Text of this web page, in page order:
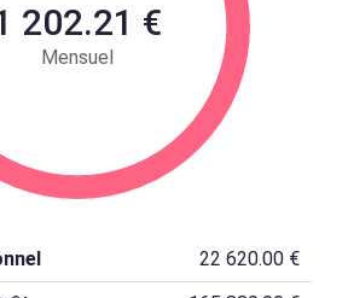
202.21 €
Mensuel
22 620.00 €